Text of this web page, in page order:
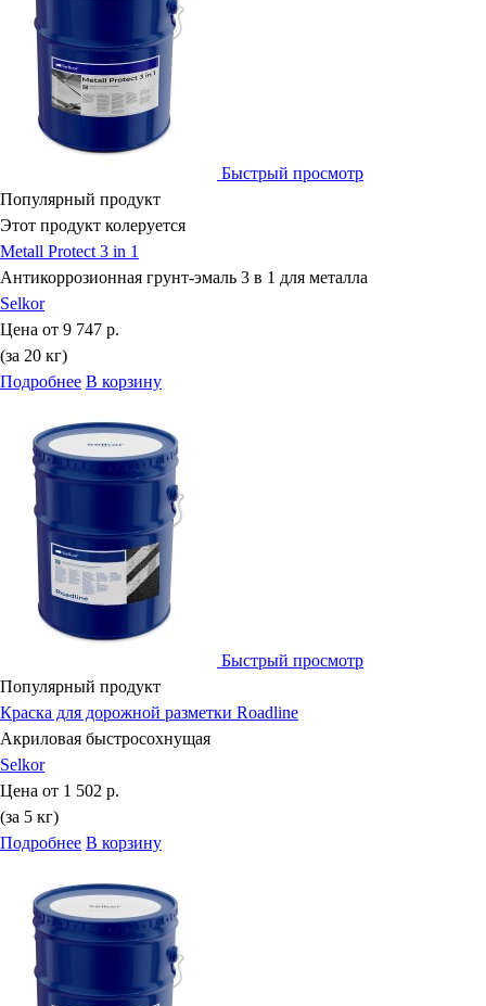
Быстрый просмотр
Популярный продукт
Этот продукт колеруется
Metall Protect 3 in 1
Антикоррозионная грунт-эмаль 3 в 1 для металла
Selkor
Цена от 9 747 р.
(за 20 кг)
Подробнее В корзину
Быстрый просмотр
Популярный продукт
Краска для дорожной разметки Roadline
Акриловая быстросохнущая
Selkor
Цена от 1 502 р.
(за 5 кг)
Подробнее В корзину